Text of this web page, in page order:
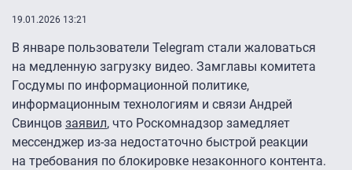
19.01.2026 13:21
В январе пользователи Telegram стали жаловаться
на медленную загрузку видео. Замглавы комитета
Госдумы по информационной политике,
информационным технологиям и связи Андрей
Свинцов заявил, что Роскомнадзор замедляет
мессенджер из-за недостаточно быстрой реакции
на требования по блокировке незаконного контента.